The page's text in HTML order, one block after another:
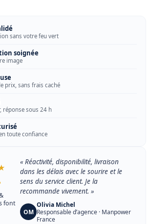
sans votre feu vert
soignée
image
prix, sans frais caché
réponse sous 24 h
toute confiance
font
« Réactivité, disponibilité, livraison
dans les délais avec le sourire et le
sens du service client. Je la
recommande vivement. »
OM
Olivia Michel
Responsable d’agence · Manpower
France